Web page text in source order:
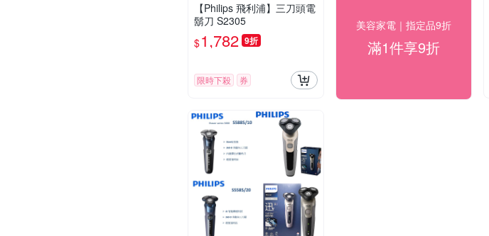
【Philips 飛利浦】三刀頭電
鬍刀 S2305
$1,782 9折
限時下殺 券
美容家電｜指定品9折
滿1件享9折